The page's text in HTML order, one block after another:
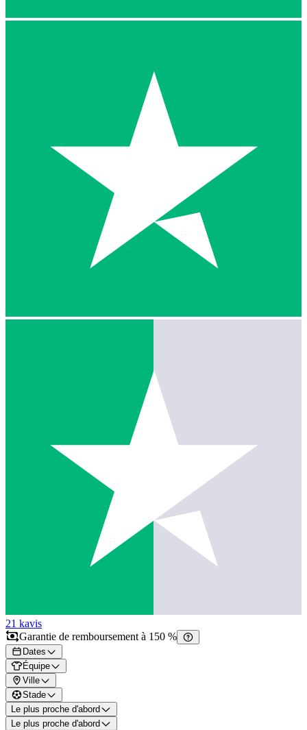
21 kavis
Garantie de remboursement à 150 %
Dates
Équipe
Ville
Stade
Le plus proche d'abord
Le plus proche d'abord